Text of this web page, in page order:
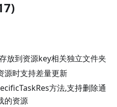
放到资源key相关独立文件夹
源时支持差量更新
方法,支持删除通
的资源